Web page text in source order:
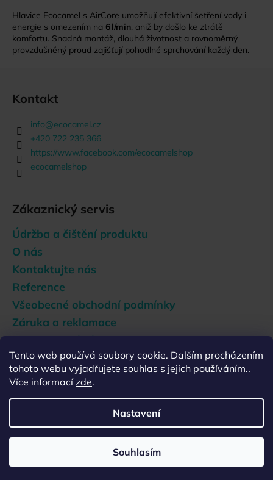
Tento web používá soubory cookie. Dalším procházením
tohoto webu vyjadřujete souhlas s jejich používáním..
Více informacízde.
Nastavení
Souhlasím
l
á
d
y
u
Hlavice Ecocamel s AirCore umožňují efektivní šetření vody i
energie s omezením na 6 l/min, aniž by došlo ke ztrátě
komfortu. Snadná montáž, dlouhá životnost a rovnoměrný
provzdušněný proud zajišťují pohodlné sprchování každý den.
Kontakt
info@ecocamel.cz
+420 722 235 366
https://www.facebook.com/ecocamelshop
ecocamelshop
Zákaznický servis
Údržba a čištění produktu
O nás
Kontaktujte nás
Reference
Všeobecné obchodní podmínky
Záruka a reklamace
Doprava a platba
Podmínky ochrany osobních údajů
Zásady používání souborů cookies
Copyright 2026Ecocamel CZ. Všechna práva vyhrazena.
Upravit nastavení cookies